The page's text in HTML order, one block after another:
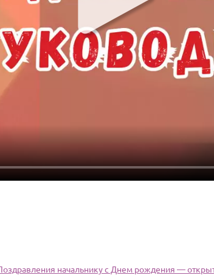
начальнику с Днем рождения —